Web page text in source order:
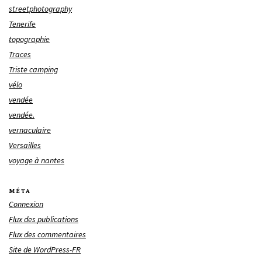
streetphotography
Tenerife
topographie
Traces
Triste camping
vélo
vendée
vendée.
vernaculaire
Versailles
voyage à nantes
MÉTA
Connexion
Flux des publications
Flux des commentaires
Site de WordPress-FR